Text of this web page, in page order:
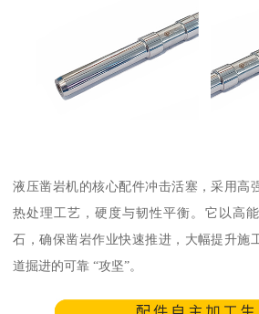
液压凿岩机的核心配件冲击活塞，采用高
热处理工艺，硬度与韧性平衡。它以高
石，确保凿岩作业快速推进，大幅提升施
道掘进的可靠 “攻坚”。